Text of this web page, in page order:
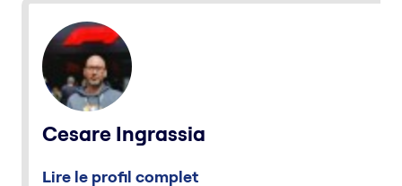
Cesare Ingrassia
Lire le profil complet